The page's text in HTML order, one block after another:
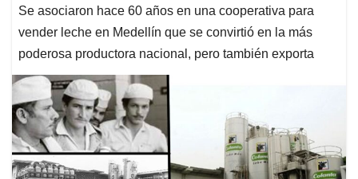
Se asociaron hace 60 años en una cooperativa para
vender leche en Medellín que se convirtió en la más
poderosa productora nacional, pero también exporta